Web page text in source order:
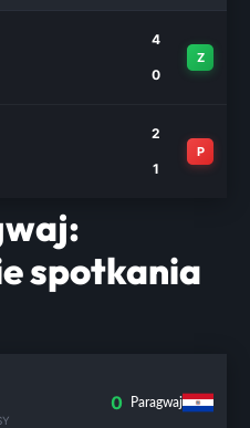
4
0
Z
2
1
P
spotkania
0 Paragwaj